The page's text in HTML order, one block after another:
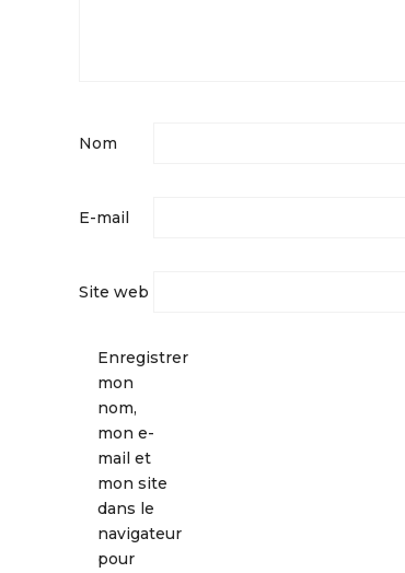
Nom
E-mail
Site web
Enregistrer
mon
nom,
mon e-
mail et
mon site
dans le
navigateur
pour